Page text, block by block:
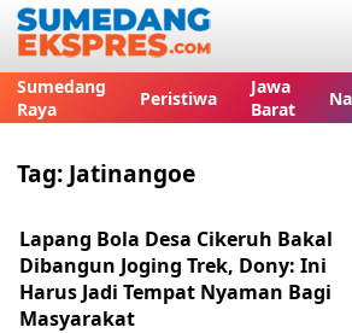
Sumedang
Raya
Peristiwa
Jawa
Barat
Tag: Jatinangoe
Lapang Bola Desa Cikeruh Bakal
Dibangun Joging Trek, Dony: Ini
Harus Jadi Tempat Nyaman Bagi
Masyarakat